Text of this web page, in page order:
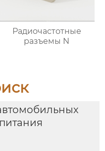
Радиочастотные
разъемы N